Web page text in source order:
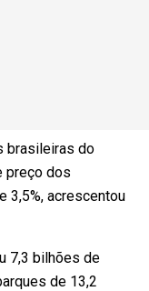
brasileiras do
preço dos
3,5%, acrescentou
7,3 bilhões de
de 13,2